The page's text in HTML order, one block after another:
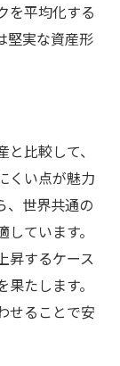
を平均化する
堅実な資産形
比較して、
くい点が魅力
、世界共通の
ています。
昇するケース
たします。
せることで安